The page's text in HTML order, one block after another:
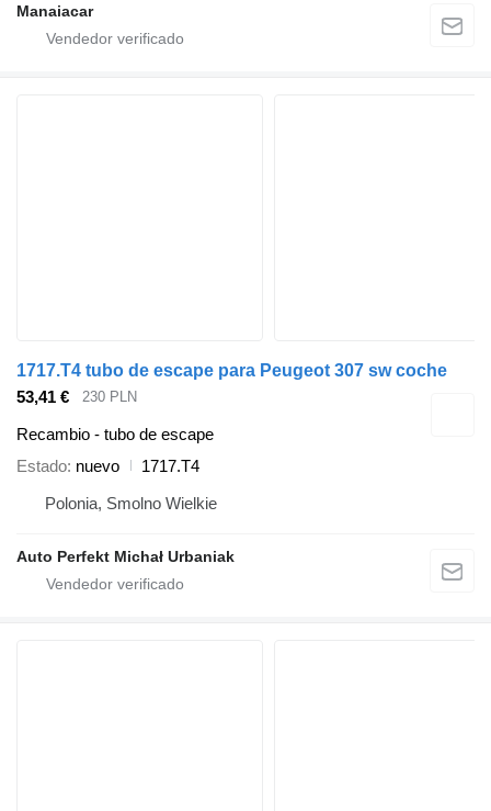
Manaiacar
1717.T4 tubo de escape para Peugeot 307 sw coche
53,41 €
230 PLN
Recambio - tubo de escape
Estado nuevo
1717.T4
Polonia, Smolno Wielkie
Auto Perfekt Michał Urbaniak